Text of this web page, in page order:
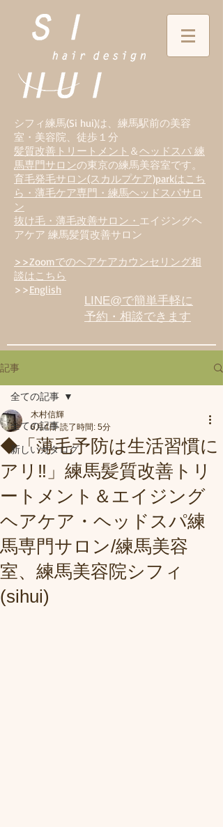
シフィ練馬(Si hui)は、 練馬駅前の美容
室・美容院、徒歩１分
髪質改善トリートメント ＆ヘッドスパ 練
馬専門サロンの東京の練馬美容室です。
育毛発毛サロン(スカルプケア)parkはこち
ら・薄毛ケア専門・練馬ヘッドスパサロ
ン
抜け毛・薄毛改善サロン・ エイジングヘ
アケア 練馬髪質改善サロン
>>Zoomでのヘアケアカウンセリング相
談はこちら
>>English
LINE@で簡単手軽に
予約・相談できます
記事
全ての記事
新しいカタログ
全ての記事
◆「薄毛予防は生活習慣に
アリ‼️」練馬髪質改善トリ
ートメント＆エイジング
ヘアケア・ヘッドスパ練
馬専門サロン/練馬美容
室、練馬美容院シフィ
(sihui)
木村信輝
6月4日 読了時間: 5分